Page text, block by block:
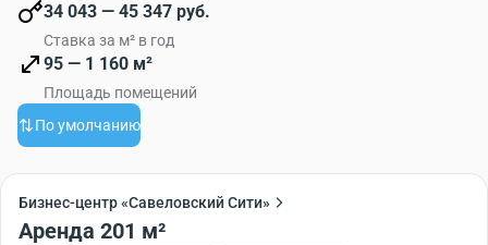
34 043 — 45 347 руб.
Ставка за м² в год
95 — 1 160 м²
Площадь помещений
По умолчанию
Бизнес-центр «Савеловский Сити»
Аренда 201 м²